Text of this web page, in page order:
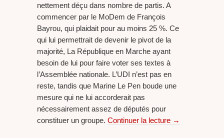
nettement déçu dans nombre de partis. A
commencer par le MoDem de François
Bayrou, qui plaidait pour au moins 25 %. Ce
qui lui permettrait de devenir le pivot de la
majorité, La République en Marche ayant
besoin de lui pour faire voter ses textes à
l’Assemblée nationale. L’UDI n’est pas en
reste, tandis que Marine Le Pen boude une
mesure qui ne lui accorderait pas
nécessairement assez de députés pour
constituer un groupe. Continuer la lecture →